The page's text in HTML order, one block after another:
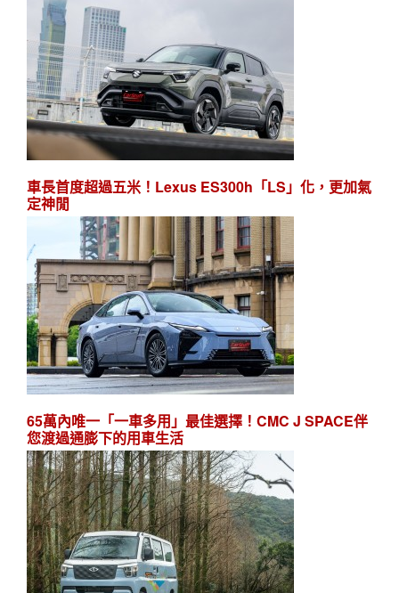
車長首度超過五米！Lexus ES300h「LS」化，更加氣
定神閒
65萬內唯一「一車多用」最佳選擇！CMC J SPACE伴
您渡過通膨下的用車生活